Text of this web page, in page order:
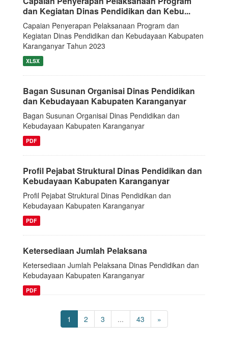
dan Kegiatan Dinas Pendidikan dan Kebu...
Capaian Penyerapan Pelaksanaan Program dan
Kegiatan Dinas Pendidikan dan Kebudayaan Kabupaten
Karanganyar Tahun 2023
XLSX
Bagan Susunan Organisai Dinas Pendidikan
dan Kebudayaan Kabupaten Karanganyar
Bagan Susunan Organisai Dinas Pendidikan dan
Kebudayaan Kabupaten Karanganyar
PDF
Profil Pejabat Struktural Dinas Pendidikan dan
Kebudayaan Kabupaten Karanganyar
Profil Pejabat Struktural Dinas Pendidikan dan
Kebudayaan Kabupaten Karanganyar
PDF
Ketersediaan Jumlah Pelaksana
Ketersediaan Jumlah Pelaksana Dinas Pendidikan dan
Kebudayaan Kabupaten Karanganyar
PDF
1 2 3 ... 43 »